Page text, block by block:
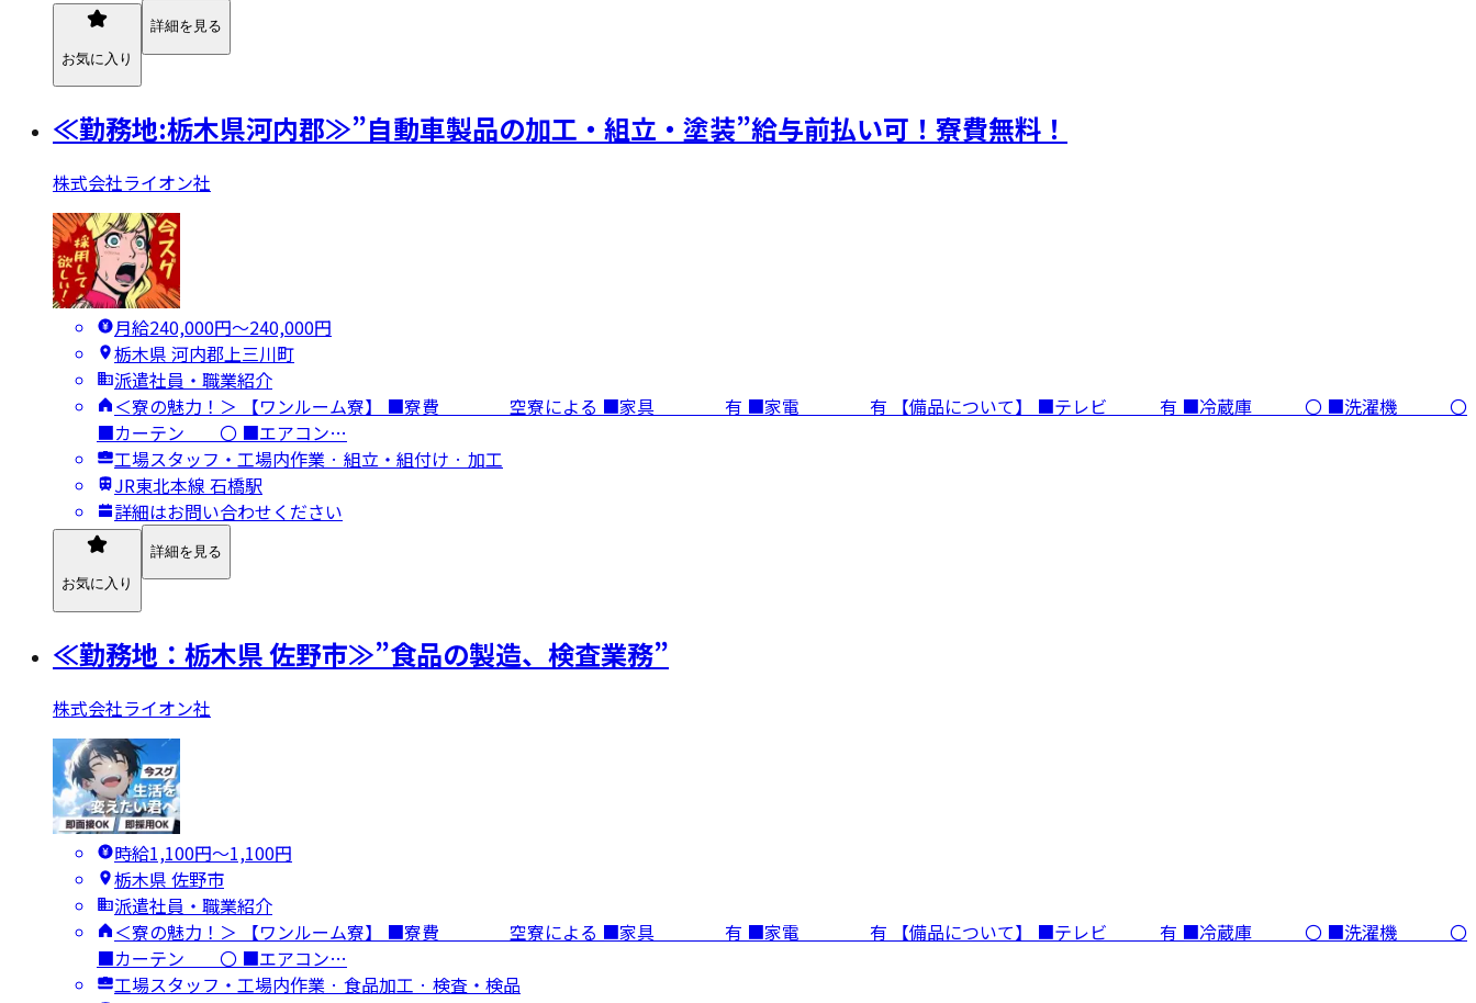
お気に入り
詳細を見る
≪勤務地:栃木県河内郡≫”自動車製品の加工・組立・塗装”給与前払い可！寮費無料！
株式会社ライオン社
月給240,000円〜240,000円
栃木県 河内郡上三川町
派遣社員・職業紹介
＜寮の魅力！＞ 【ワンルーム寮】 ■寮費 空寮による ■家具 有 ■家電 有 【備品について】 ■テレビ 有 ■冷蔵庫 〇 ■洗濯機 〇
■カーテン 〇 ■エアコン…
工場スタッフ・工場内作業 · 組立・組付け · 加工
JR東北本線 石橋駅
詳細はお問い合わせください
お気に入り
詳細を見る
≪勤務地：栃木県 佐野市≫”食品の製造、検査業務”
株式会社ライオン社
時給1,100円〜1,100円
栃木県 佐野市
派遣社員・職業紹介
＜寮の魅力！＞ 【ワンルーム寮】 ■寮費 空寮による ■家具 有 ■家電 有 【備品について】 ■テレビ 有 ■冷蔵庫 〇 ■洗濯機 〇
■カーテン 〇 ■エアコン…
工場スタッフ・工場内作業 · 食品加工 · 検査・検品